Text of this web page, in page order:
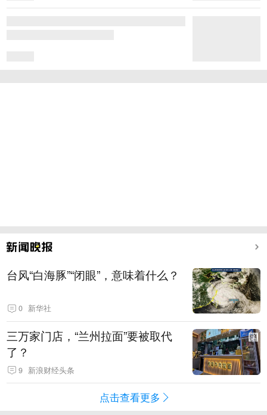
台风“白海豚”“闭眼”，意味着什么？
0 新华社
三万家门店，“兰州拉面”要被取代
了？
9 新浪财经头条
点击查看更多